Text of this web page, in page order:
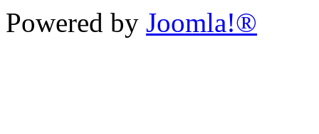
Powered by Joomla!®